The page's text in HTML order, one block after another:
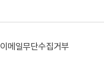
이메일무단수집거부